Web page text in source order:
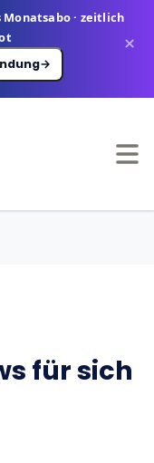
· zeitlich
→
×
für sich